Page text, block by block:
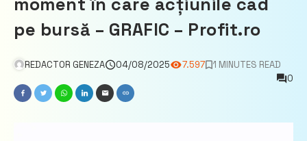
pe bursă – GRAFIC – Profit.ro
REDACTOR GENEZA 04/08/2025 7.597
1 MINUTES READ
0